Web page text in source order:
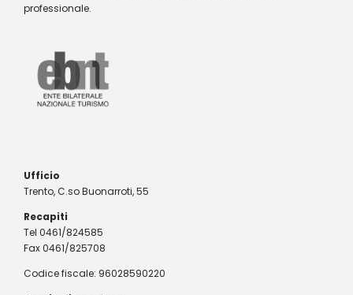
professionale.
Ufficio
Trento, C.so Buonarroti, 55
Recapiti
Tel 0461/824585
Fax 0461/825708
Codice fiscale: 96028590220